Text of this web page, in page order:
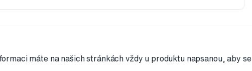
máte na našich stránkách vždy u produktu napsanou, aby se